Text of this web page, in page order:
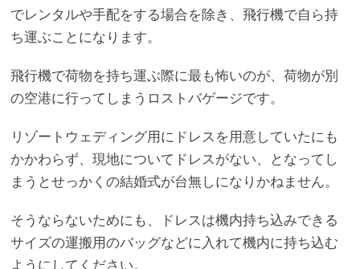
でレンタルや手配をする場合を除き、飛行機で自ら持
ち運ぶことになります。
飛行機で荷物を持ち運ぶ際に最も怖いのが、荷物が別
の空港に行ってしまうロストバゲージです。
リゾートウェディング用にドレスを用意していたにも
かかわらず、現地についてドレスがない、となってし
まうとせっかくの結婚式が台無しになりかねません。
そうならないためにも、ドレスは機内持ち込みできる
サイズの運搬用のバッグなどに入れて機内に持ち込む
ようにしてください。